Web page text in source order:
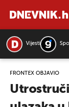
Vijesti
FRONTEX OBJAVIO
PRETRAŽITE